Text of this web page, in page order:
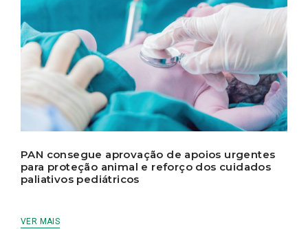
PAN consegue aprovação de apoios urgentes
para proteção animal e reforço dos cuidados
paliativos pediátricos
VER MAIS